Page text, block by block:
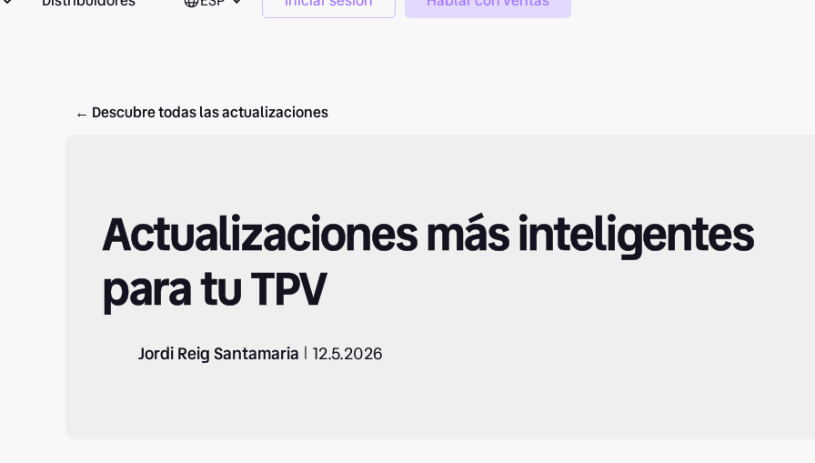
← Descubre todas las actualizaciones
Actualizaciones más inteligentes
para tu TPV
Jordi Reig Santamaria | 12.5.2026